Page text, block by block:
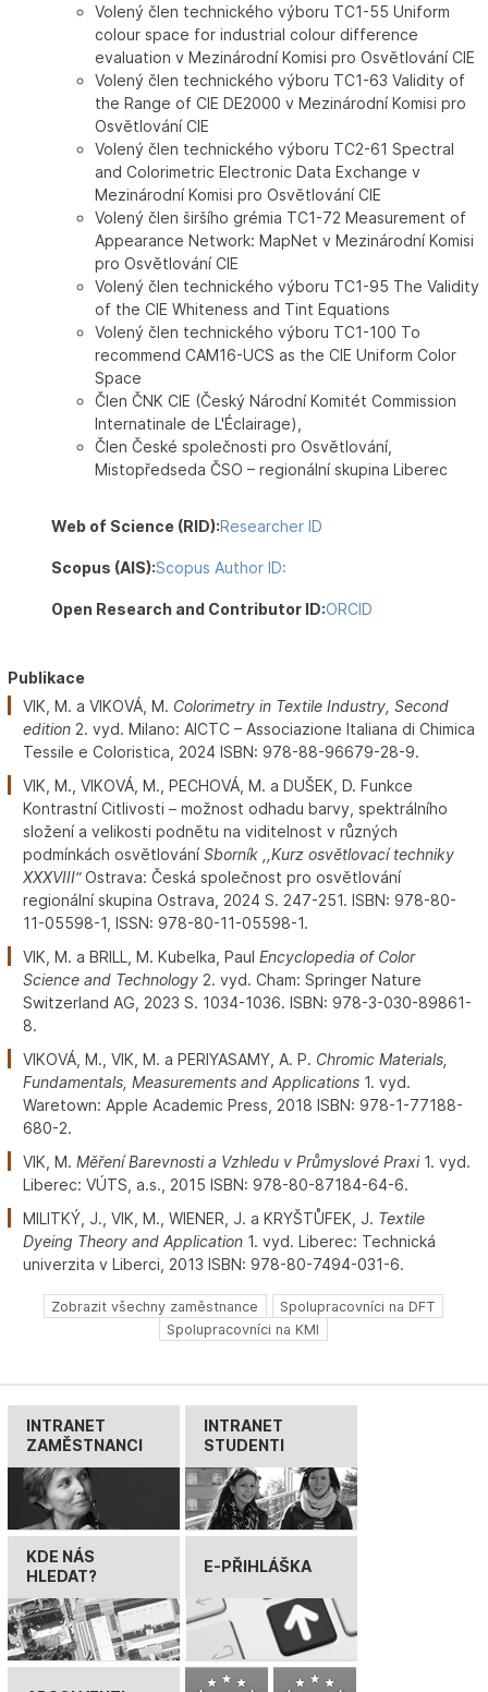
Volený člen technického výboru TC1-55 Uniform
colour space for industrial colour difference
evaluation v Mezinárodní Komisi pro Osvětlování CIE
Volený člen technického výboru TC1-63 Validity of
the Range of CIE DE2000 v Mezinárodní Komisi pro
Osvětlování CIE
Volený člen technického výboru TC2-61 Spectral
and Colorimetric Electronic Data Exchange v
Mezinárodní Komisi pro Osvětlování CIE
Volený člen širšího grémia TC1-72 Measurement of
Appearance Network: MapNet v Mezinárodní Komisi
pro Osvětlování CIE
Volený člen technického výboru TC1-95 The Validity
of the CIE Whiteness and Tint Equations
Volený člen technického výboru TC1-100 To
recommend CAM16-UCS as the CIE Uniform Color
Space
Člen ČNK CIE (Český Národní Komitét Commission
Internatinale de L'Éclairage),
Člen České společnosti pro Osvětlování,
Mistopředseda ČSO – regionální skupina Liberec
Web of Science (RID):Researcher ID
Scopus (AIS):Scopus Author ID:
Open Research and Contributor ID:ORCID
Publikace
VIK, M. a VIKOVÁ, M. Colorimetry in Textile Industry, Second
edition2. vyd. Milano: AICTC – Associazione Italiana di Chimica
Tessile e Coloristica, 2024 ISBN: 978-88-96679-28-9.
VIK, M., VIKOVÁ, M., PECHOVÁ, M. a DUŠEK, D. Funkce
Kontrastní Citlivosti – možnost odhadu barvy, spektrálního
složení a velikosti podnětu na viditelnost v různých
podmínkách osvětlováníSborník ,,Kurz osvětlovací techniky
XXXVIII“Ostrava: Česká společnost pro osvětlování
regionální skupina Ostrava, 2024 S. 247-251. ISBN: 978-80-
11-05598-1, ISSN: 978-80-11-05598-1.
VIK, M. a BRILL, M. Kubelka, Paul Encyclopedia of Color
Science and Technology2. vyd. Cham: Springer Nature
Switzerland AG, 2023 S. 1034-1036. ISBN: 978-3-030-89861-
8.
VIKOVÁ, M., VIK, M. a PERIYASAMY, A. P. Chromic Materials,
Fundamentals, Measurements and Applications1. vyd.
Waretown: Apple Academic Press, 2018 ISBN: 978-1-77188-
680-2.
VIK, M. Měření Barevnosti a Vzhledu v Průmyslové Praxi1. vyd.
Liberec: VÚTS, a.s., 2015 ISBN: 978-80-87184-64-6.
MILITKÝ, J., VIK, M., WIENER, J. a KRYŠTŮFEK, J. Textile
Dyeing Theory and Application1. vyd. Liberec: Technická
univerzita v Liberci, 2013 ISBN: 978-80-7494-031-6.
Zobrazit všechny zaměstnance
Spolupracovníci na DFT
Spolupracovníci na KMI
INTRANET
ZAMĚSTNANCI
INTRANET
STUDENTI
KDE NÁS
HLEDAT?
E-PŘIHLÁŠKA